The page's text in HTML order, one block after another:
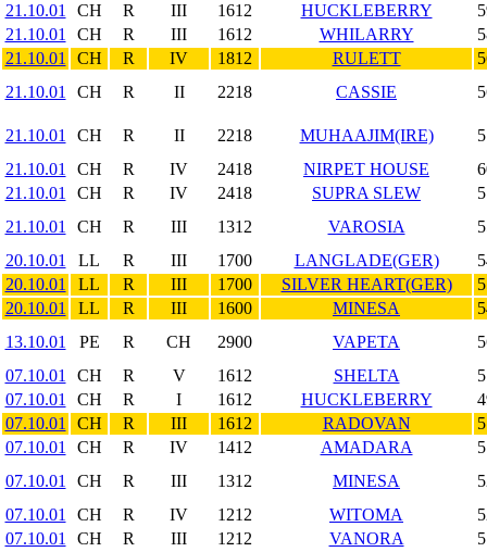
21.10.01
CH R III 1612 HUCKLEBERRY
21.10.01
CH R III 1612 WHILARRY
21.10.01
CH R IV 1812 RULETT
21.10.01
CH R II 2218 CASSIE
21.10.01 CH R II 2218 MUHAAJIM(IRE)
21.10.01
CH R IV 2418 NIRPET HOUSE
21.10.01
CH R IV 2418 SUPRA SLEW
21.10.01
CH R III 1312 VAROSIA
20.10.01
LL R III 1700 LANGLADE(GER)
20.10.01
LL R III 1700 SILVER HEART(GER)
20.10.01
LL R III 1600 MINESA
13.10.01
PE R CH 2900 VAPETA
07.10.01
CH R V 1612 SHELTA
07.10.01
CH R I 1612 HUCKLEBERRY
07.10.01
CH R III 1612 RADOVAN
07.10.01
CH R IV 1412 AMADARA
07.10.01
CH R III 1312 MINESA
07.10.01
CH R IV 1212 WITOMA
07.10.01
CH R III 1212 VANORA